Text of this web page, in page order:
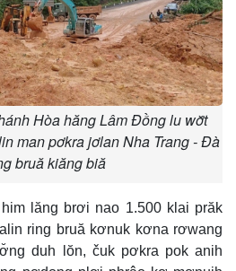
Hòa hăng Lâm Đồng lu wơ̆t
man pơkra jơlan Nha Trang - Đà
bruă kiăng biă
lăng brơi nao 1.500 klai prăk
ring bruă kơnuk kơna rơwang
duh lŏn, čuk pơkra pok anih